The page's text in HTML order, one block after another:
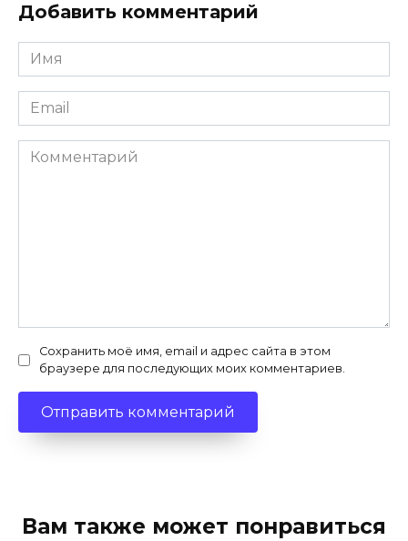
Добавить комментарий
Имя
*
Email
*
Комментарий
Сохранить моё имя, email и адрес сайта в этом
браузере для последующих моих комментариев.
Вам также может понравиться